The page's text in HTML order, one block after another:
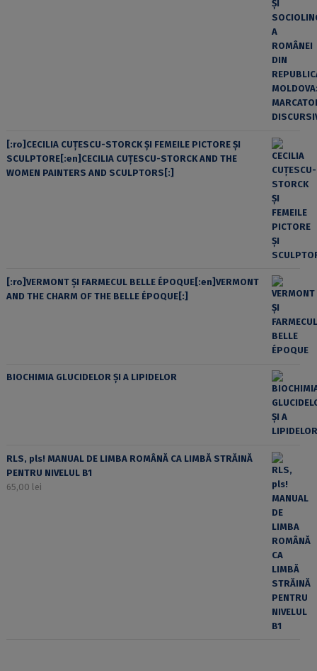
[:ro]CECILIA CUŢESCU-STORCK ŞI FEMEILE PICTORE ŞI
SCULPTORE[:en]CECILIA CUŢESCU-STORCK AND THE
WOMEN PAINTERS AND SCULPTORS[:]
[:ro]VERMONT ȘI FARMECUL BELLE ÉPOQUE[:en]VERMONT
AND THE CHARM OF THE BELLE ÉPOQUE[:]
BIOCHIMIA GLUCIDELOR ȘI A LIPIDELOR
RLS, pls! MANUAL DE LIMBA ROMÂNĂ CA LIMBĂ STRĂINĂ
PENTRU NIVELUL B1
65,00 lei